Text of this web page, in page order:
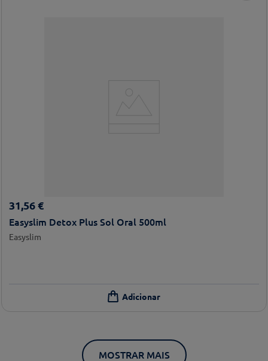
31,56 €
Easyslim Detox Plus Sol Oral 500ml
Easyslim
MOSTRAR MAIS